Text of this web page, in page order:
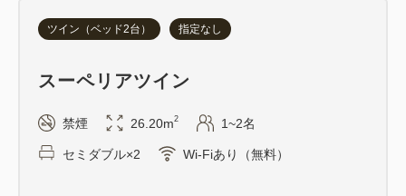
ツイン（ベッド2台） 指定なし
スーペリアツイン
禁煙 26.20m2 1~2名
セミダブル×2 Wi-Fiあり（無料）